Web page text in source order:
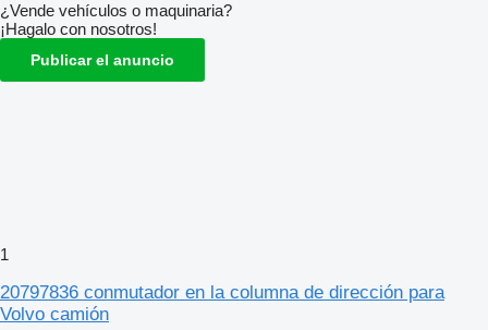
¿Vende vehículos o maquinaria?
¡Hagalo con nosotros!
Publicar el anuncio
1
20797836 conmutador en la columna de dirección para
Volvo camión